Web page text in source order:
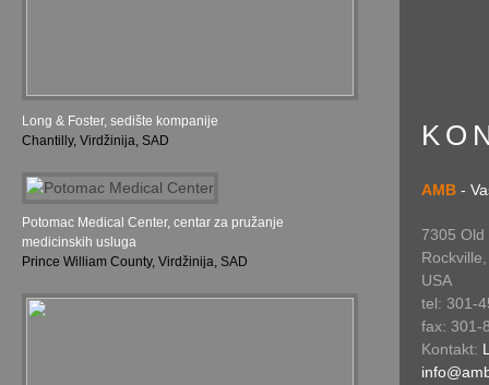
Long & Foster, sedište kompanije
Chantilly, Virdžinija, SAD
Potomac Medical Center, centar za pružanje
medicinskih usluga
Prince William County, Virdžinija, SAD
AMB -
7305 Old
USA
tel: 301-
fax: 301-
Kontakt: